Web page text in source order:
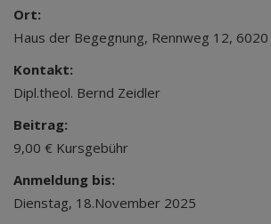
Ort:
Haus der Begegnung, Rennweg 12,
Kontakt:
Dipl.theol. Bernd Zeidler
Beitrag:
9,00 € Kursgebühr
Anmeldung bis:
Dienstag, 18.November 2025